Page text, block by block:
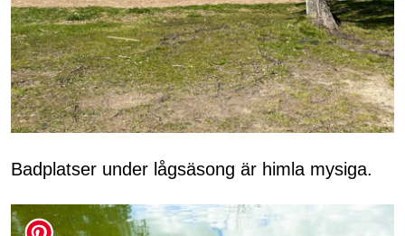
Badplatser under lågsäsong är himla mysiga.